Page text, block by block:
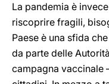
La pandemia è
riscoprire fragili,
Paese è una sfida
da parte delle
campagna vaccinale